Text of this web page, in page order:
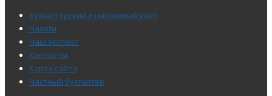
Меню
подвала
Бухгалтерский и налоговый учет
Налоги
Наш эксперт
Контакты
Карта сайта
Частный бухгалтер